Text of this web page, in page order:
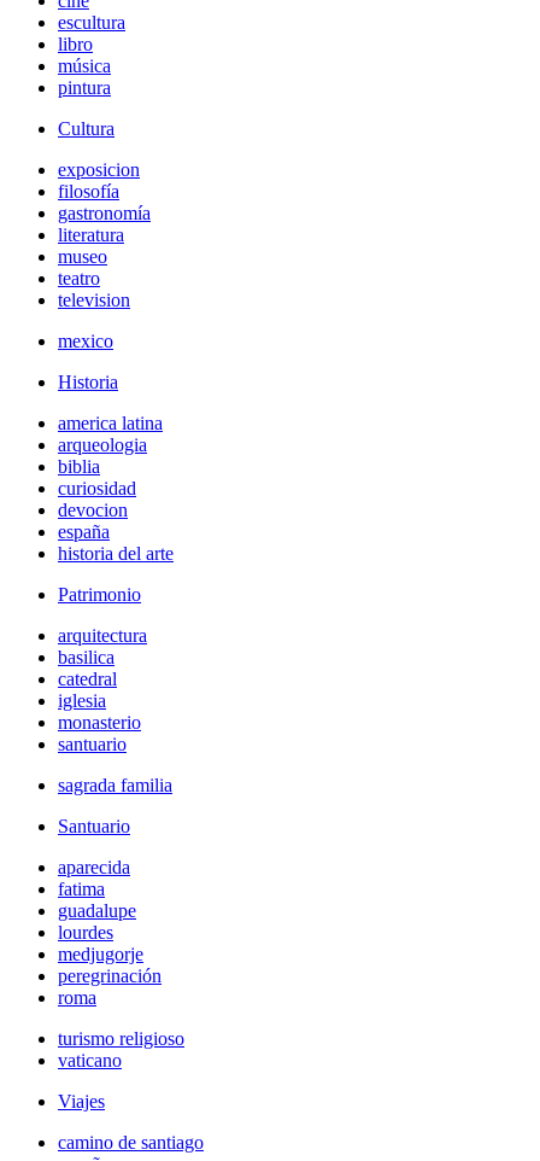
escultura
libro
música
pintura
Cultura
exposicion
filosofía
gastronomía
literatura
museo
teatro
television
mexico
Historia
america latina
arqueologia
biblia
curiosidad
devocion
españa
historia del arte
Patrimonio
arquitectura
basilica
catedral
iglesia
monasterio
santuario
sagrada familia
Santuario
aparecida
fatima
guadalupe
lourdes
medjugorje
peregrinación
roma
turismo religioso
vaticano
Viajes
camino de santiago